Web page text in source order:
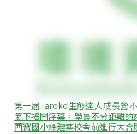
第一屆Taroko生態達人成長營
氣下揭開序幕，學員不分距離
西寶國小綠建築校舍前進行大合